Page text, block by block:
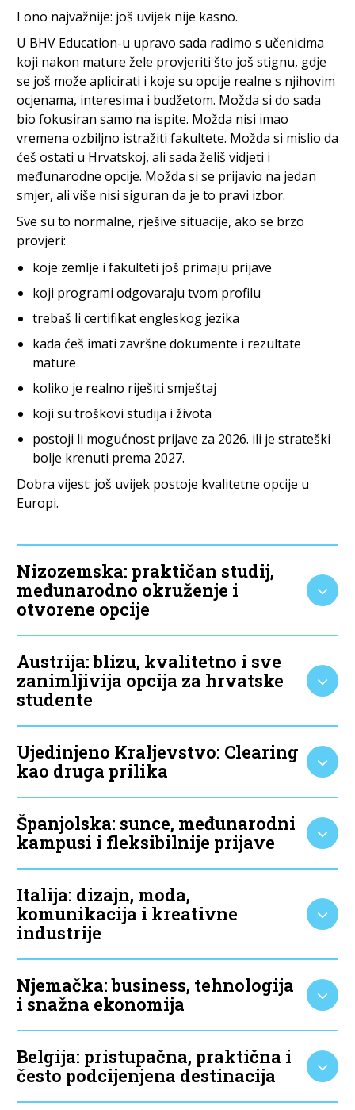
I ono najvažnije: još uvijek nije kasno.
U BHV Education-u upravo sada radimo s učenicima
koji nakon mature žele provjeriti što još stignu, gdje
se još može aplicirati i koje su opcije realne s njihovim
ocjenama, interesima i budžetom. Možda si do sada
bio fokusiran samo na ispite. Možda nisi imao
vremena ozbiljno istražiti fakultete. Možda si mislio da
ćeš ostati u Hrvatskoj, ali sada želiš vidjeti i
međunarodne opcije. Možda si se prijavio na jedan
smjer, ali više nisi siguran da je to pravi izbor.
Sve su to normalne, rješive situacije, ako se brzo
provjeri:
koje zemlje i fakulteti još primaju prijave
koji programi odgovaraju tvom profilu
trebaš li certifikat engleskog jezika
kada ćeš imati završne dokumente i rezultate
mature
koliko je realno riješiti smještaj
koji su troškovi studija i života
postoji li mogućnost prijave za 2026. ili je strateški
bolje krenuti prema 2027.
Dobra vijest: još uvijek postoje kvalitetne opcije u
Europi.
Nizozemska: praktičan studij,
međunarodno okruženje i
otvorene opcije
Austrija: blizu, kvalitetno i sve
zanimljivija opcija za hrvatske
studente
Ujedinjeno Kraljevstvo: Clearing
kao druga prilika
Španjolska: sunce, međunarodni
kampusi i fleksibilnije prijave
Italija: dizajn, moda,
komunikacija i kreativne
industrije
Njemačka: business, tehnologija
i snažna ekonomija
Belgija: pristupačna, praktična i
često podcijenjena destinacija